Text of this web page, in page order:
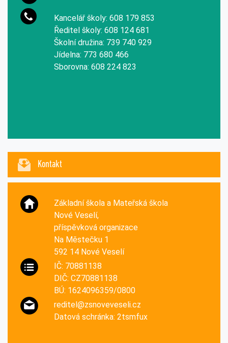
Kancelář školy: 608 179 853
Ředitel školy: 608 124 681
Školní družina: 739 740 929
Jídelna: 773 680 466
Sborovna: 608 224 823
Kontakt
Základní škola a Mateřská škola
Nové Veselí,
příspěvková organizace
Na Městečku 1
592 14 Nové Veselí
IČ: 70881138
DIČ: CZ70881138
BÚ: 1624096359/0800
reditel@zsnoveveseli.cz
Datová schránka: 2tsmfux